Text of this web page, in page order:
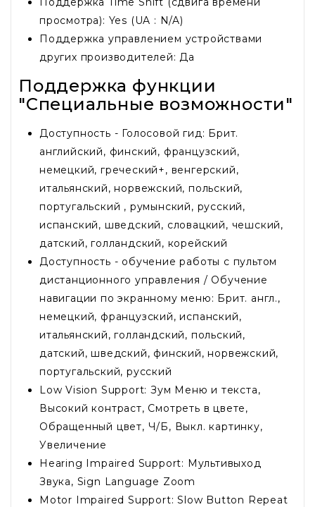
просмотра): Yes (UA : N/A)
Поддержка управлением устройствами
других производителей: Да
Поддержка функции
"Специальные возможности"
Доступность - Голосовой гид: Брит.
английский, финский, французский,
немецкий, греческий+, венгерский,
итальянский, норвежский, польский,
португальский , румынский, русский,
испанский, шведский, словацкий, чешский,
датский, голландский, корейский
Доступность - обучение работы с пультом
дистанционного управления / Обучение
навигации по экранному меню: Брит. англ.,
немецкий, французский, испанский,
итальянский, голландский, польский,
датский, шведский, финский, норвежский,
португальский, русский
Low Vision Support: Зум Меню и текста,
Высокий контраст, Смотреть в цвете,
Обращенный цвет, Ч/Б, Выкл. картинку,
Увеличение
Hearing Impaired Support: Мультивыход
Звука, Sign Language Zoom
Motor Impaired Support: Slow Button Repeat